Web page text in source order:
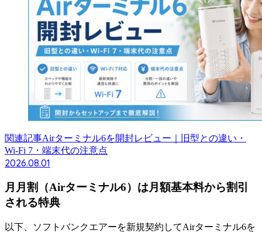
関連記事Airターミナル6を開封レビュー｜旧型との違い・
Wi-Fi 7・端末代の注意点
2026.08.01
月月割（Airターミナル6）は月額基本料から割引
される特典
以下、ソフトバンクエアーを新規契約してAirターミナル6を